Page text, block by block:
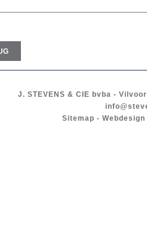
J. STEVENS & CIE bvba -
Sitemap -